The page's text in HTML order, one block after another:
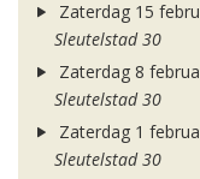
Zaterdag 15
Sleutelstad 30
Zaterdag 8
Sleutelstad 30
Zaterdag 1
Sleutelstad 30